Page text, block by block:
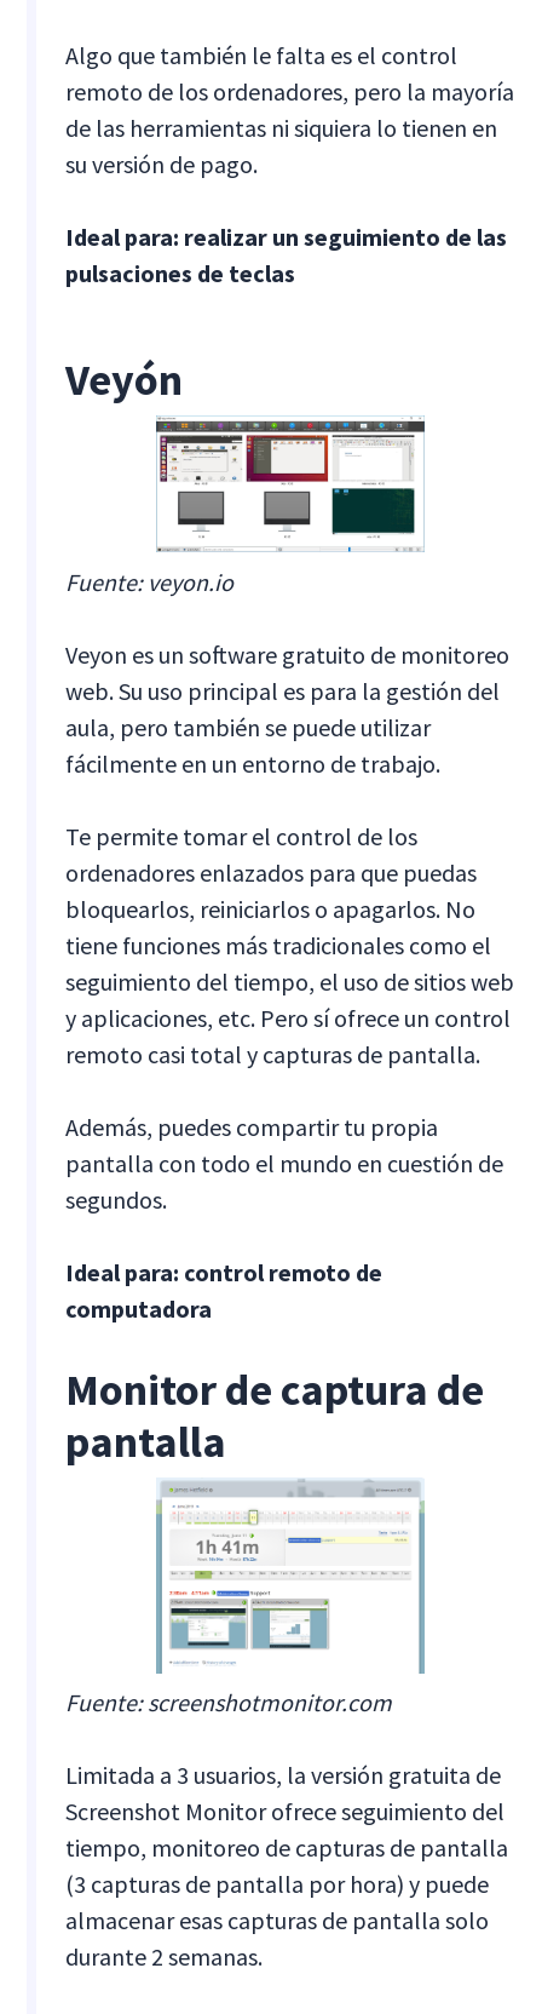
Algo que también le falta es el control
remoto de los ordenadores, pero la mayoría
de las herramientas ni siquiera lo tienen en
su versión de pago.
Ideal para: realizar un seguimiento de las
pulsaciones de teclas
Veyón
Fuente: veyon.io
Veyon es un software gratuito de monitoreo
web. Su uso principal es para la gestión del
aula, pero también se puede utilizar
fácilmente en un entorno de trabajo.
Te permite tomar el control de los
ordenadores enlazados para que puedas
bloquearlos, reiniciarlos o apagarlos. No
tiene funciones más tradicionales como el
seguimiento del tiempo, el uso de sitios web
y aplicaciones, etc. Pero sí ofrece un control
remoto casi total y capturas de pantalla.
Además, puedes compartir tu propia
pantalla con todo el mundo en cuestión de
segundos.
Ideal para: control remoto de
computadora
Monitor de captura de
pantalla
Fuente: screenshotmonitor.com
Limitada a 3 usuarios, la versión gratuita de
Screenshot Monitor ofrece seguimiento del
tiempo, monitoreo de capturas de pantalla
(3 capturas de pantalla por hora) y puede
almacenar esas capturas de pantalla solo
durante 2 semanas.